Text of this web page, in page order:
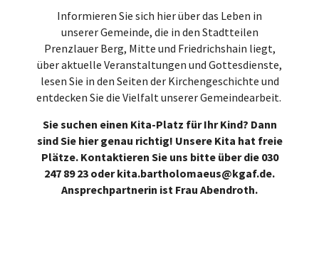
Informieren Sie sich hier über das Leben in
unserer Gemeinde, die in den Stadtteilen
Prenzlauer Berg, Mitte und Friedrichshain liegt,
über aktuelle Veranstaltungen und Gottesdienste,
lesen Sie in den Seiten der Kirchengeschichte und
entdecken Sie die Vielfalt unserer Gemeindearbeit.
Sie suchen einen Kita-Platz für Ihr Kind? Dann
sind Sie hier genau richtig! Unsere Kita hat freie
Plätze. Kontaktieren Sie uns bitte über die 030
247 89 23 oder kita.bartholomaeus@kgaf.de.
Ansprechpartnerin ist Frau Abendroth.